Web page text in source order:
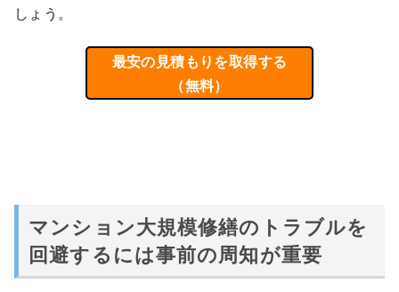
しょう。
最安の見積もりを取得する
（無料）
マンション大規模修繕のトラブルを
回避するには事前の周知が重要